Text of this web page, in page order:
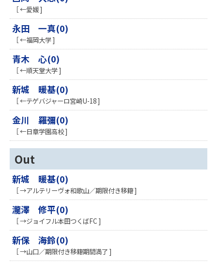
［ ←愛媛 ]
永田 一真(0)
［ ←福岡大学 ]
青木 心(0)
［ ←順天堂大学 ]
新城 暖基(0)
［ ←テゲバジャーロ宮崎U-18 ]
金川 羅彌(0)
［ ←日章学園高校 ]
Out
新城 暖基(0)
［ →アルテリーヴォ和歌山／期限付き移籍 ]
瀧澤 修平(0)
［ →ジョイフル本田つくばFC ]
新保 海鈴(0)
［ →山口／期限付き移籍期間満了 ]